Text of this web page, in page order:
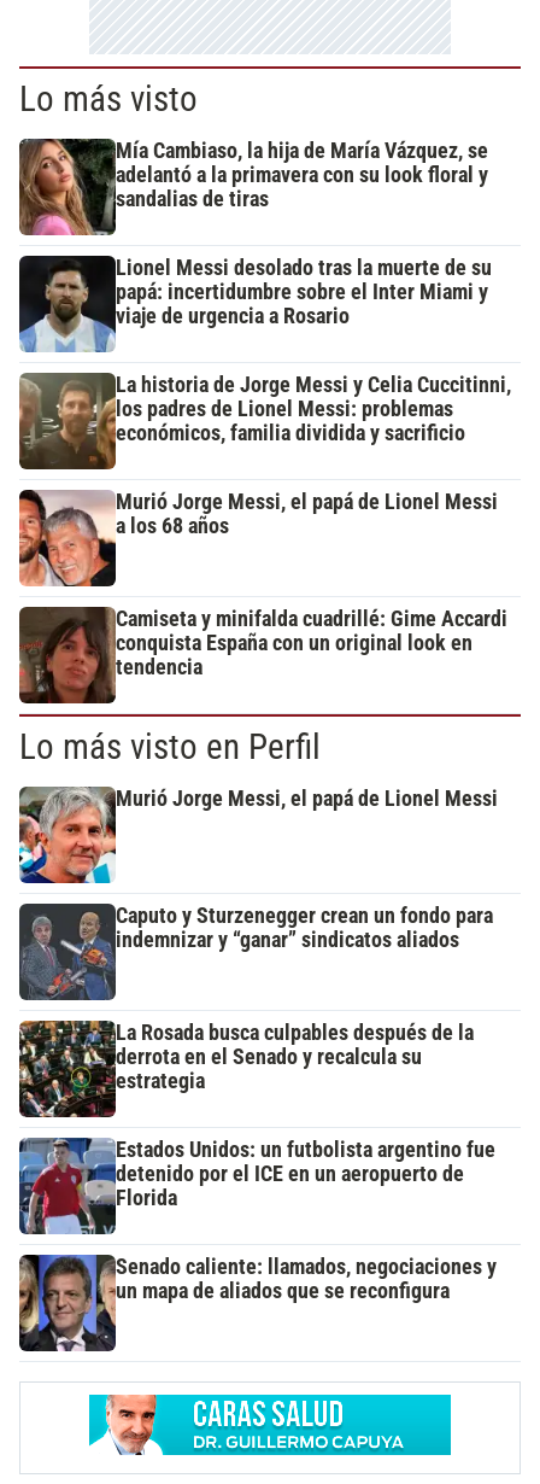
Lo más visto
Mía Cambiaso, la hija de María Vázquez, se
adelantó a la primavera con su look floral y
sandalias de tiras
Lionel Messi desolado tras la muerte de su
papá: incertidumbre sobre el Inter Miami y
viaje de urgencia a Rosario
La historia de Jorge Messi y Celia Cuccitinni,
los padres de Lionel Messi: problemas
económicos, familia dividida y sacrificio
Murió Jorge Messi, el papá de Lionel Messi
a los 68 años
Camiseta y minifalda cuadrillé: Gime Accardi
conquista España con un original look en
tendencia
Lo más visto en Perfil
Murió Jorge Messi, el papá de Lionel Messi
Caputo y Sturzenegger crean un fondo para
indemnizar y “ganar” sindicatos aliados
La Rosada busca culpables después de la
derrota en el Senado y recalcula su
estrategia
Estados Unidos: un futbolista argentino fue
detenido por el ICE en un aeropuerto de
Florida
Senado caliente: llamados, negociaciones y
un mapa de aliados que se reconfigura